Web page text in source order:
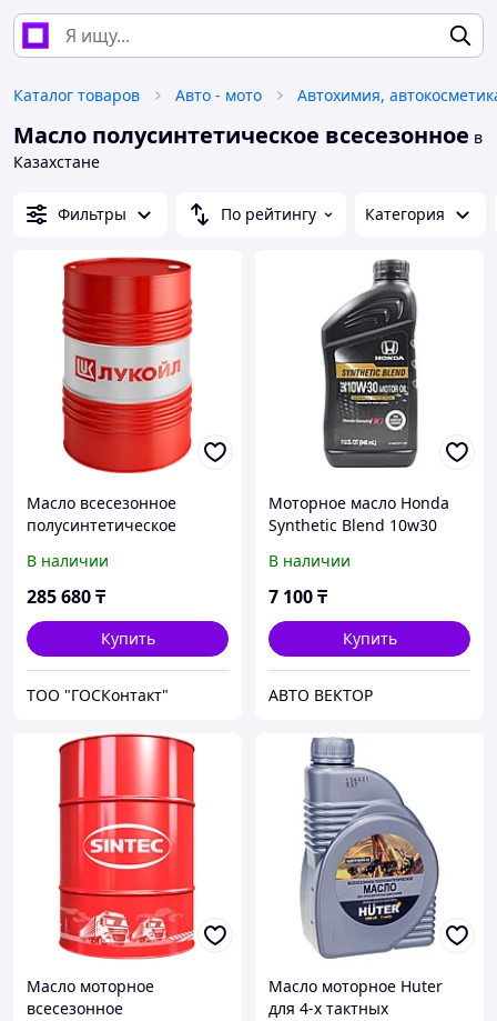
Каталог товаров Авто - мото
Масло полусинтетическое всесезонное в
Казахстане
Фильтры По рейтингу Категория
Масло всесезонное
полусинтетическое
SG/CD, б.205 л
В наличии
285 680₸
Купить
ТОО "ГОСКонтакт"
Моторное масло Honda
Synthetic Blend 10w30
В наличии
7 100₸
Купить
АВТО ВЕКТОР
Масло моторное
всесезонное
Масло моторное Huter
для 4-х тактных